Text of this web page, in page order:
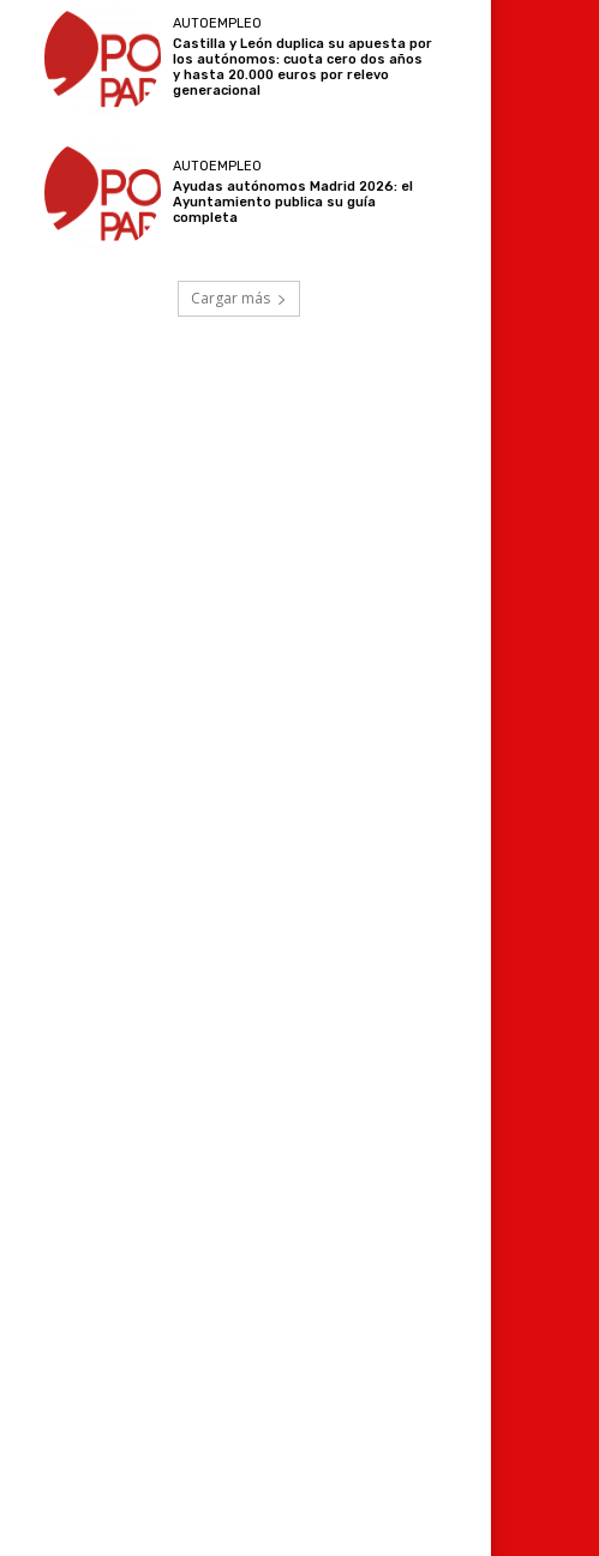
AUTOEMPLEO
Castilla y León duplica su apuesta por
los autónomos: cuota cero dos años
y hasta 20.000 euros por relevo
generacional
AUTOEMPLEO
Ayudas autónomos Madrid 2026: el
Ayuntamiento publica su guía
completa
Cargar más